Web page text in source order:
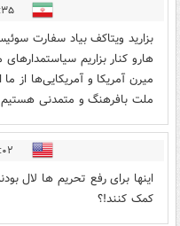
۰۰:۳۵ -
بزارید ویتاکف بیاد سفارت
هارو کنار بزاریم
میرن آمریکا و آمریکایی‌ها از
ملت بافرهنگ و متمدنی
۰۵:۰۲ -
اینها برای رفع تحریم ها لال
کمک کنند!؟